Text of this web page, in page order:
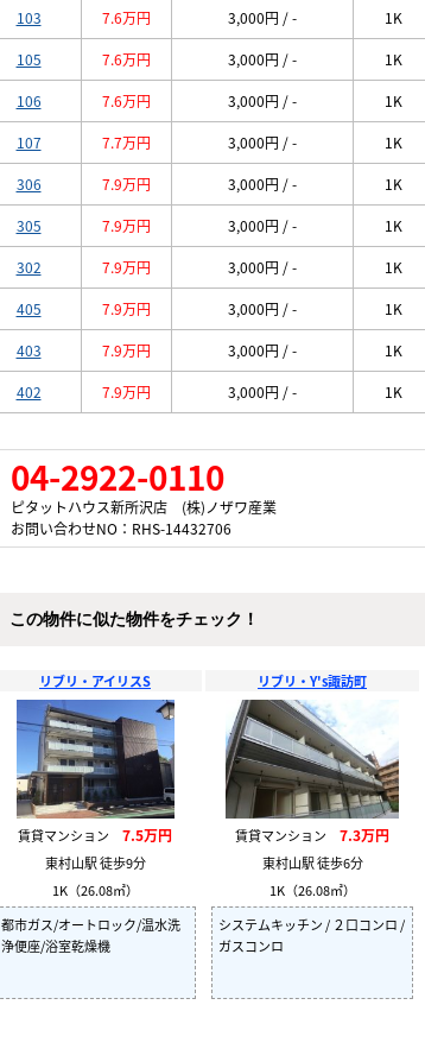
103 7.6万円 3,000円 / - 1K
105 7.6万円 3,000円 / - 1K
106 7.6万円 3,000円 / - 1K
107 7.7万円 3,000円 / - 1K
306 7.9万円 3,000円 / - 1K
305 7.9万円 3,000円 / - 1K
302 7.9万円 3,000円 / - 1K
405 7.9万円 3,000円 / - 1K
403 7.9万円 3,000円 / - 1K
402 7.9万円 3,000円 / - 1K
04-2922-0110
ピタットハウス新所沢店 (株)ノザワ産業
お問い合わせNO：RHS-14432706
この物件に似た物件をチェック！
リブリ・アイリスS
賃貸マンション 7.5万円
東村山駅 徒歩9分
1K（26.08㎡）
都市ガス/オートロック/温水洗
浄便座/浴室乾燥機
リブリ・Y's諏訪町
賃貸マンション 7.3万円
東村山駅 徒歩6分
1K（26.08㎡）
システムキッチン / ２口コンロ /
ガスコンロ